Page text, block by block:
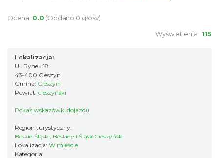
0.05 km
Wystawa: Z ONDRASZKIEM PRZEZ DEKADY
60-lecie Turystycznego Klubu Kolarskiego
PTTK "Ondraszek"
Cieszyn
0.06 km
Ocena: 0.0 (Oddano 0 głosy)
Wyświetlenia: 115
Lokalizacja:
Ul. Rynek 18
43-400 Cieszyn
Gmina: Cieszyn
Powiat: cieszyński
Pokaż wskazówki dojazdu
Region turystyczny:
Beskid Śląski, Beskidy i Śląsk Cieszyński
Lokalizacja: W mieście
Kategoria: